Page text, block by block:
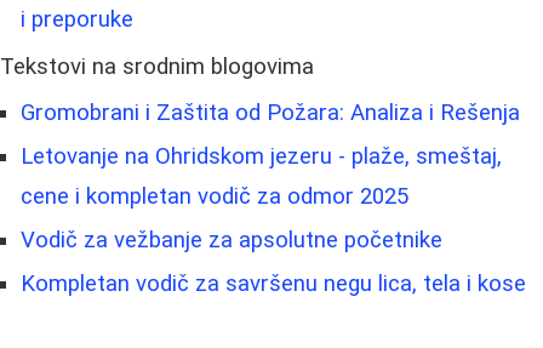
i preporuke
Tekstovi na srodnim blogovima
Gromobrani i Zaštita od Požara: Analiza i Rešenja
Letovanje na Ohridskom jezeru - plaže, smeštaj,
cene i kompletan vodič za odmor 2025
Vodič za vežbanje za apsolutne početnike
Kompletan vodič za savršenu negu lica, tela i kose